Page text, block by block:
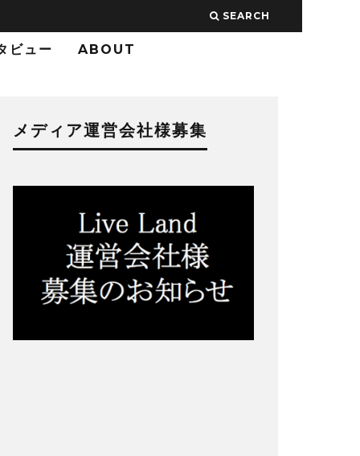
SEARCH
ビュー ABOUT
メディア運営会社様募集